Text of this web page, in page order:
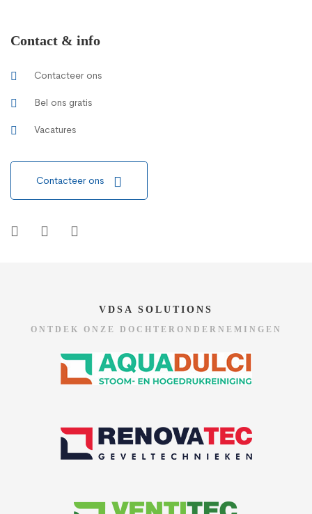
Contact & info
Contacteer ons
Bel ons gratis
Vacatures
Contacteer ons
VDSA SOLUTIONS
ONTDEK ONZE DOCHTERONDERNEMINGEN